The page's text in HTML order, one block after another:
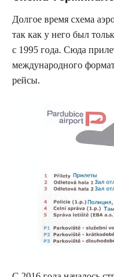
Долгое время схема
так как у него был
с 1995 года. Сюда
международного
рейсы.